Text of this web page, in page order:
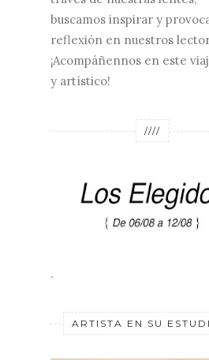
buscamos inspirar y
reflexión en nuestros
¡Acompáñennos en este
y artístico!
////
.
ARTISTA EN SU